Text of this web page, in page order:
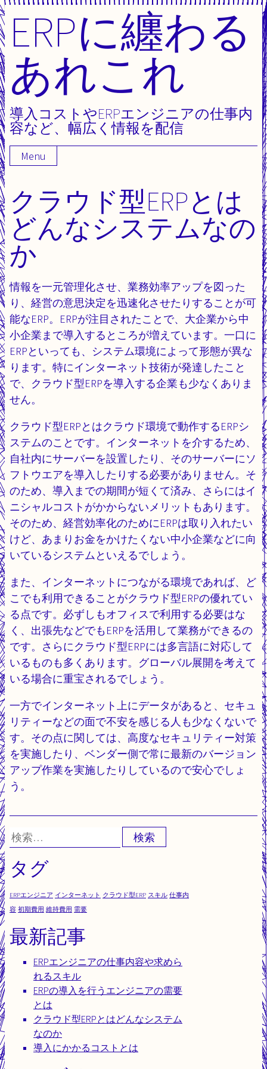
Skip
to
content
ERPに纏わる
あれこれ
導入コストやERPエンジニアの仕事内
容など、幅広く情報を配信
Menu
クラウド型ERPとは
どんなシステムなの
か
情報を一元管理化させ、業務効率アップを図った
り、経営の意思決定を迅速化させたりすることが可
能なERP。ERPが注目されたことで、大企業から中
小企業まで導入するところが増えています。一口に
ERPといっても、システム環境によって形態が異な
ります。特にインターネット技術が発達したこと
で、クラウド型ERPを導入する企業も少なくありま
せん。
クラウド型ERPとはクラウド環境で動作するERPシ
ステムのことです。インターネットを介するため、
自社内にサーバーを設置したり、そのサーバーにソ
フトウエアを導入したりする必要がありません。そ
のため、導入までの期間が短くて済み、さらにはイ
ニシャルコストがかからないメリットもあります。
そのため、経営効率化のためにERPは取り入れたい
けど、あまりお金をかけたくない中小企業などに向
いているシステムといえるでしょう。
また、インターネットにつながる環境であれば、ど
こでも利用できることがクラウド型ERPの優れてい
る点です。必ずしもオフィスで利用する必要はな
く、出張先などでもERPを活用して業務ができるの
です。さらにクラウド型ERPには多言語に対応して
いるものも多くあります。グローバル展開を考えて
いる場合に重宝されるでしょう。
一方でインターネット上にデータがあると、セキュ
リティーなどの面で不安を感じる人も少なくないで
す。その点に関しては、高度なセキュリティー対策
を実施したり、ベンダー側で常に最新のバージョン
アップ作業を実施したりしているので安心でしょ
う。
検
索:
タグ
ERPエンジニア インターネット クラウド型ERP スキル 仕事内
容 初期費用 維持費用 需要
最新記事
ERPエンジニアの仕事内容や求めら
れるスキル
ERPの導入を行うエンジニアの需要
とは
クラウド型ERPとはどんなシステム
なのか
導入にかかるコストとは